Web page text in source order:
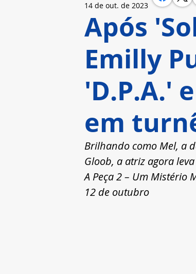
Após
Emilly
'D.P.A.'
em
14 de out. de 2023
Brilhando como Mel, a
Gloob, a atriz agora
A Peça 2 – Um Mistério
12 de outubro